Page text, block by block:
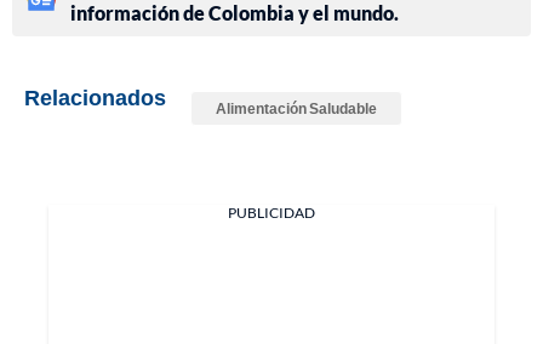
información de Colombia y el mundo.
Relacionados Alimentación Saludable
PUBLICIDAD